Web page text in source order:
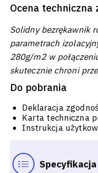
Ocena techniczna
Solidny bezrękawnik
parametrach
280g/m2 w
skutecznie chroni
Do pobrania
Deklaracja
Karta techniczna
Instrukcja